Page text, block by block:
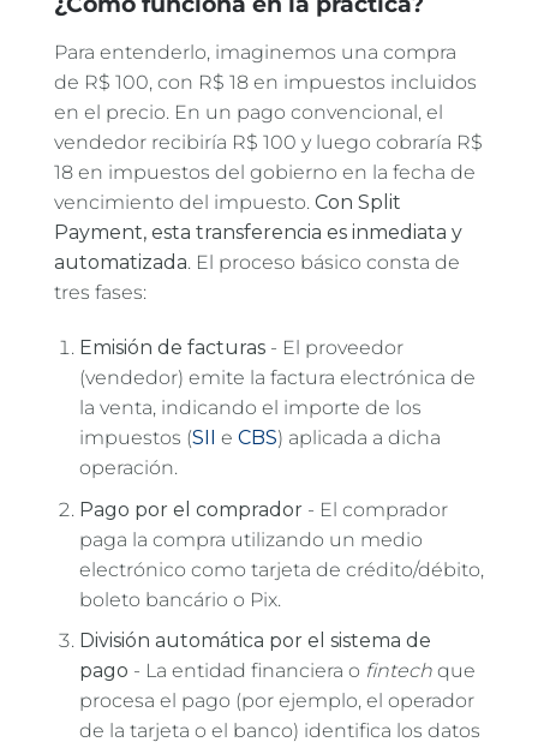
Para entenderlo, imaginemos una compra
de R$ 100, con R$ 18 en impuestos incluidos
en el precio. En un pago convencional, el
vendedor recibiría R$ 100 y luego cobraría R$
18 en impuestos del gobierno en la fecha de
vencimiento del impuesto. Con Split
Payment, esta transferencia es inmediata y
automatizada. El proceso básico consta de
tres fases:
Emisión de facturas- El proveedor
(vendedor) emite la factura electrónica de
la venta, indicando el importe de los
impuestos (SII e CBS) aplicada a dicha
operación.
Pago por el comprador- El comprador
paga la compra utilizando un medio
electrónico como tarjeta de crédito/débito,
boleto bancário o Pix.
División automática por el sistema de
pago - La entidad financiera o fintechque
procesa el pago (por ejemplo, el operador
de la tarjeta o el banco) identifica los datos